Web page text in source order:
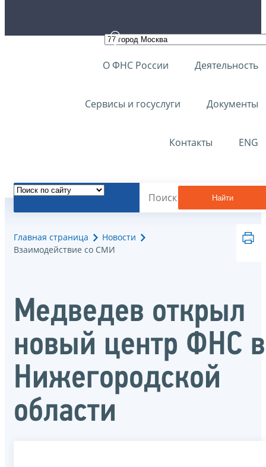
О ФНС России Деятельность
Сервисы и госуслуги Документы
Контакты ENG
Найти
Главная страница
Новости
Взаимодействие со СМИ
Медведев открыл
новый центр ФНС в
Нижегородской
области